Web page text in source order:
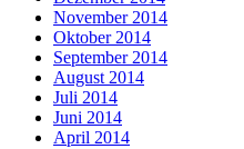
November 2014
Oktober 2014
September 2014
August 2014
Juli 2014
Juni 2014
April 2014